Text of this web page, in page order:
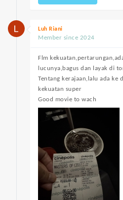
Luh Riani
Member since 2024
Flm
lucunya,bagus dan layak di
Tentang kerajaan,lalu ada ke
kekuatan super
Good movie to wach